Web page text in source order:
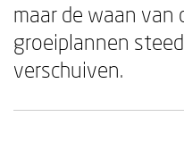
maar de waan van
groeiplannen
verschuiven.